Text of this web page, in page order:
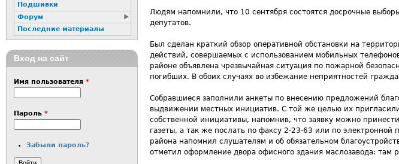
Людям напомнили, что 10 сентября состоятся досрочные
депутатов.
Был сделан краткий обзор оперативной обстановки на
действий, совершаемых с использованием мобильных
районе объявлена чрезвычайная ситуация по пожарной
погибших. В обоих случаях во избежание неприятностей
Собравшиеся заполнили анкеты по внесению предложений
выдвижении местных инициатив. С той же целью их
собственной инициативы, напомнив, что заявку можно
газеты, а так же послать по факсу 2-23-63 или по электронной
района напомнил слушателям и об обязательном
отметил оформление двора офисного здания маслозавода:
Подшивки
Форум
Последние материалы
Вход на сайт
Имя пользователя *
Пароль *
Забыли пароль?